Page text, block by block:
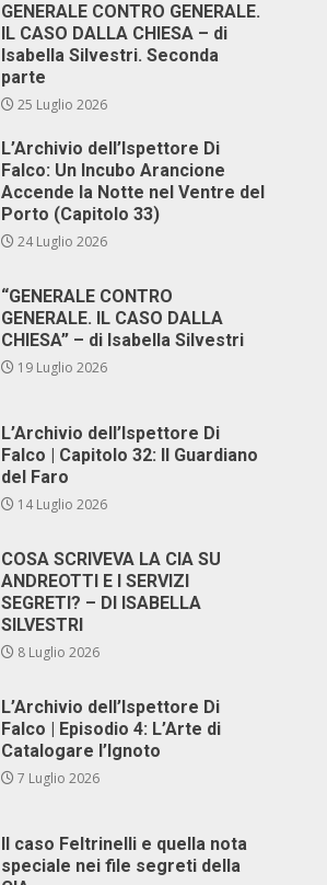
GENERALE CONTRO GENERALE.
IL CASO DALLA CHIESA – di
Isabella Silvestri. Seconda
parte
25 Luglio 2026
L’Archivio dell’Ispettore Di
Falco: Un Incubo Arancione
Accende la Notte nel Ventre del
Porto (Capitolo 33)
24 Luglio 2026
“GENERALE CONTRO
GENERALE. IL CASO DALLA
CHIESA” – di Isabella Silvestri
19 Luglio 2026
L’Archivio dell’Ispettore Di
Falco | Capitolo 32: Il Guardiano
del Faro
14 Luglio 2026
COSA SCRIVEVA LA CIA SU
ANDREOTTI E I SERVIZI
SEGRETI? – DI ISABELLA
SILVESTRI
8 Luglio 2026
L’Archivio dell’Ispettore Di
Falco | Episodio 4: L’Arte di
Catalogare l’Ignoto
7 Luglio 2026
Il caso Feltrinelli e quella nota
speciale nei file segreti della